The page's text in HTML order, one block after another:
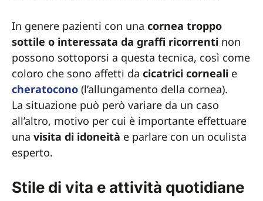
In genere pazienti con una cornea troppo
sottile o interessata da graffi ricorrenti non
possono sottoporsi a questa tecnica, così come
coloro che sono affetti da cicatrici corneali e
cheratocono (l’allungamento della cornea).
La situazione può però variare da un caso
all’altro, motivo per cui è importante effettuare
una visita di idoneità e parlare con un oculista
esperto.
Stile di vita e attività quotidiane